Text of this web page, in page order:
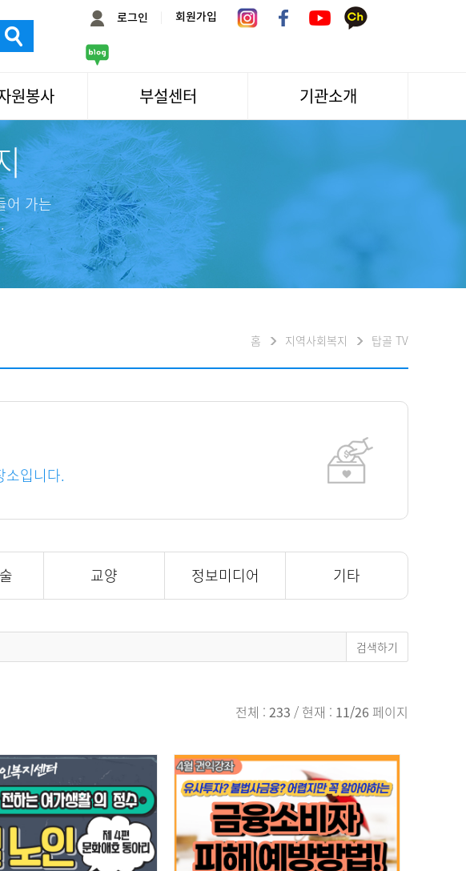
로그인 회원가입
원봉사
소식
부설센터
서울시 어르신상담센터
서울노인복지센터 분관
기관소개
기관방문/시설대관
오시는길
채용
어 가는
홈 지역사회복지 탑골 TV
소입니다.
교양 정보미디어 기타
전체 : 233 / 현재 : 11/26 페이지